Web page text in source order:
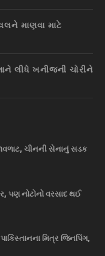
માણવા માટે
લીધે ખનીજની ચોરીને
ચીનની સેનાનું સડક
પણ નોટોનો વરસાદ થઈ
મિત્ર જિનપિંગ,